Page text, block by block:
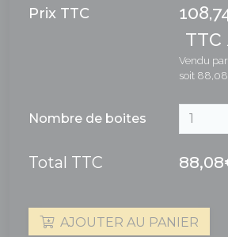
Prix TTC
Vendu
soit
Nombre de boites
Total TTC
AJOUTER AU PANIER